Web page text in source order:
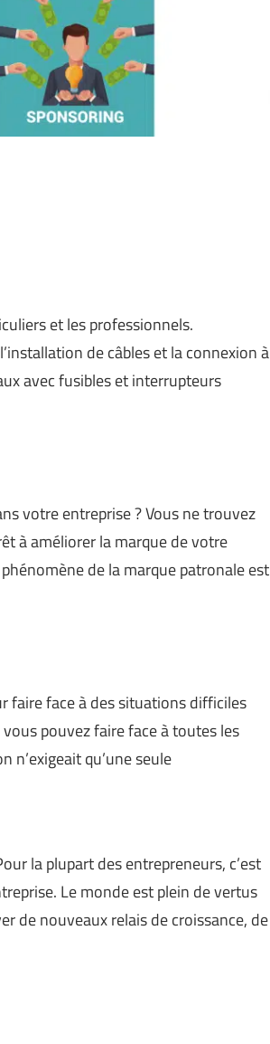
et les professionnels.
de câbles et la connexion à
avec fusibles et interrupteurs
votre entreprise ? Vous ne trouvez
à améliorer la marque de votre
de la marque patronale est
faire face à des situations difficiles
pouvez faire face à toutes les
n’exigeait qu’une seule
la plupart des entrepreneurs, c’est
Le monde est plein de vertus
de nouveaux relais de croissance, de